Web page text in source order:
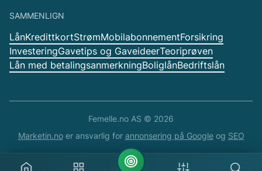
SAMMENLIGN
LånKredittkortStrømMobilabonnementForsikring
InvesteringGavetips og GaveideerTeoriprøven
Lån med betalingsanmerkningBoliglånBedriftslån
Femelle.no AS © 2026
Marketin.noer ansvarlig for annonsering på Googleog SEO